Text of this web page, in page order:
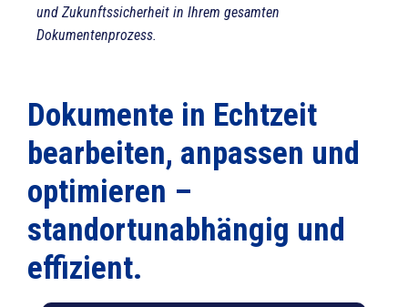
und Zukunftssicherheit in Ihrem gesamten
Dokumentenprozess.
Dokumente in Echtzeit
bearbeiten, anpassen und
optimieren –
standortunabhängig und
effizient.